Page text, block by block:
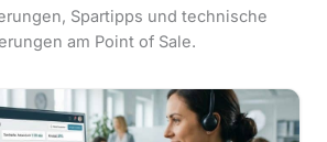
Spartipps und technische
am Point of Sale.